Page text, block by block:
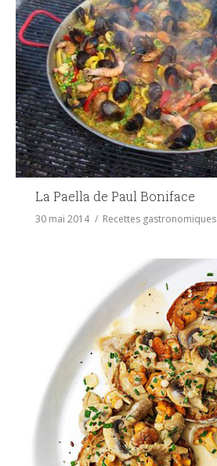
La Paella de Paul Boniface
30 mai 2014 Recettes gastronomiques